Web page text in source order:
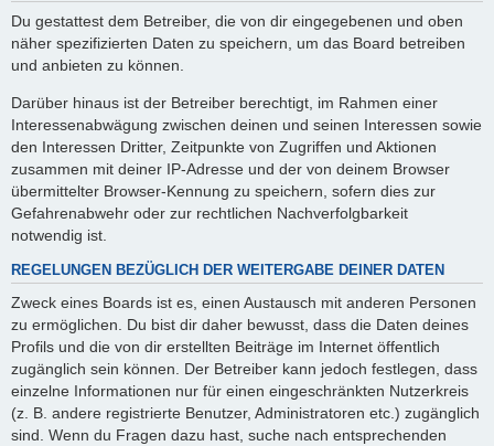
Du gestattest dem Betreiber, die von dir eingegebenen und oben
näher spezifizierten Daten zu speichern, um das Board betreiben
und anbieten zu können.
Darüber hinaus ist der Betreiber berechtigt, im Rahmen einer
Interessenabwägung zwischen deinen und seinen Interessen sowie
den Interessen Dritter, Zeitpunkte von Zugriffen und Aktionen
zusammen mit deiner IP-Adresse und der von deinem Browser
übermittelter Browser-Kennung zu speichern, sofern dies zur
Gefahrenabwehr oder zur rechtlichen Nachverfolgbarkeit
notwendig ist.
REGELUNGEN BEZÜGLICH DER WEITERGABE DEINER DATEN
Zweck eines Boards ist es, einen Austausch mit anderen Personen
zu ermöglichen. Du bist dir daher bewusst, dass die Daten deines
Profils und die von dir erstellten Beiträge im Internet öffentlich
zugänglich sein können. Der Betreiber kann jedoch festlegen, dass
einzelne Informationen nur für einen eingeschränkten Nutzerkreis
(z. B. andere registrierte Benutzer, Administratoren etc.) zugänglich
sind. Wenn du Fragen dazu hast, suche nach entsprechenden